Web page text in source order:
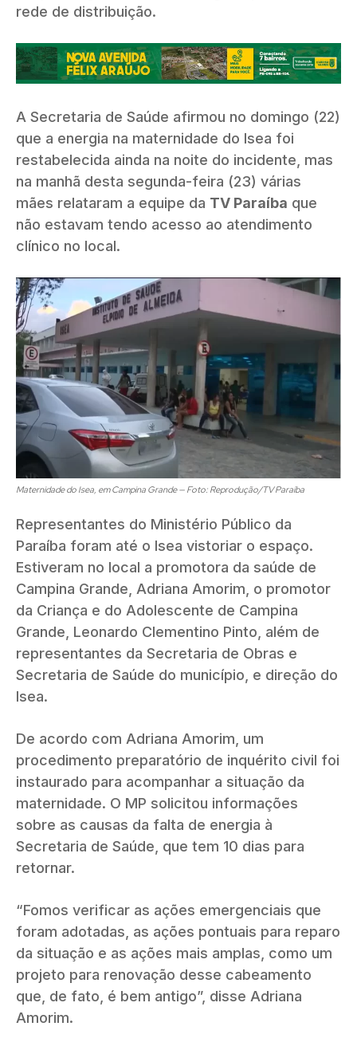
rede de distribuição.
A Secretaria de Saúde afirmou no domingo (22)
que a energia na maternidade do Isea foi
restabelecida ainda na noite do incidente, mas
na manhã desta segunda-feira (23) várias
mães relataram a equipe da TV Paraíba que
não estavam tendo acesso ao atendimento
clínico no local.
Maternidade do Isea, em Campina Grande — Foto: Reprodução/TV Paraíba
Representantes do Ministério Público da
Paraíba foram até o Isea vistoriar o espaço.
Estiveram no local a promotora da saúde de
Campina Grande, Adriana Amorim, o promotor
da Criança e do Adolescente de Campina
Grande, Leonardo Clementino Pinto, além de
representantes da Secretaria de Obras e
Secretaria de Saúde do município, e direção do
Isea.
De acordo com Adriana Amorim, um
procedimento preparatório de inquérito civil foi
instaurado para acompanhar a situação da
maternidade. O MP solicitou informações
sobre as causas da falta de energia à
Secretaria de Saúde, que tem 10 dias para
retornar.
“Fomos verificar as ações emergenciais que
foram adotadas, as ações pontuais para reparo
da situação e as ações mais amplas, como um
projeto para renovação desse cabeamento
que, de fato, é bem antigo”, disse Adriana
Amorim.